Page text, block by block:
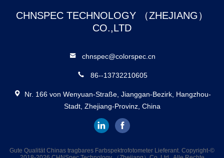
CHNSPEC TECHNOLOGY （ZHEJIANG）
CO.,LTD
chnspec@colorspec.cn
86--13732210605
Nr. 166 von Wenyuan-Straße, Jianggan-Bezirk, Hangzhou-
Stadt, Zhejiang-Provinz, China
Gute Qualität Chinas tragbares Farbspektrofotometer Lieferant. Copyright-©